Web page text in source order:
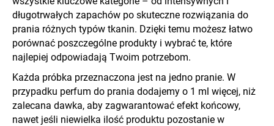
długotrwałych zapachów po skuteczne rozwiązania do
prania różnych typów tkanin. Dzięki temu możesz łatwo
porównać poszczególne produkty i wybrać te, które
najlepiej odpowiadają Twoim potrzebom.
Każda próbka przeznaczona jest na jedno pranie. W
przypadku perfum do prania dodajemy o 1 ml więcej, niż
zalecana dawka, aby zagwarantować efekt końcowy,
nawet jeśli niewielka ilość produktu pozostanie w